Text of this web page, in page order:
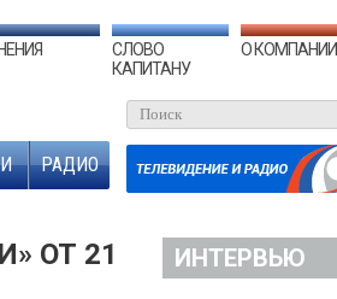
СЛОВО
КАПИТАНУ
О КОМПАНИИ
РАДИО
ИНТЕРВЬЮ
ОТ 21